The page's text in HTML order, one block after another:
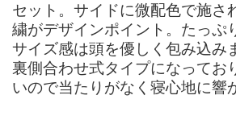
セット。サイドに微配色で施さ
繍がデザインポイント。たっぷ
サイズ感は頭を優しく包み込み
裏側合わせ式タイプになってお
いので当たりがなく寝心地に響